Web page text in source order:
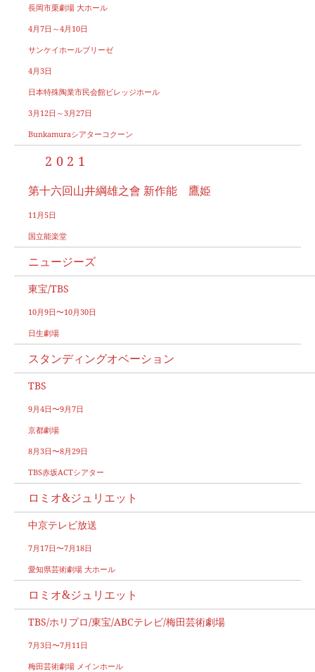
⾧岡市栗劇場 大ホール
4月7日～4月10日
サンケイホールブリーゼ
4月3日
日本特殊陶業市民会館ビレッジホール
3月12日～3月27日
Bunkamuraシアターコクーン
2021
第十六回山井綱雄之會 新作能 鷹姫
11月5日
国立能楽堂
ニュージーズ
東宝/TBS
10月9日〜10月30日
日生劇場
スタンディングオベーション
TBS
9月4日〜9月7日
京都劇場
8月3日〜8月29日
TBS赤坂ACTシアター
ロミオ&ジュリエット
中京テレビ放送
7月17日〜7月18日
愛知県芸術劇場 大ホール
ロミオ&ジュリエット
TBS/ホリプロ/東宝/ABCテレビ/梅田芸術劇場
7月3日〜7月11日
梅田芸術劇場 メインホール